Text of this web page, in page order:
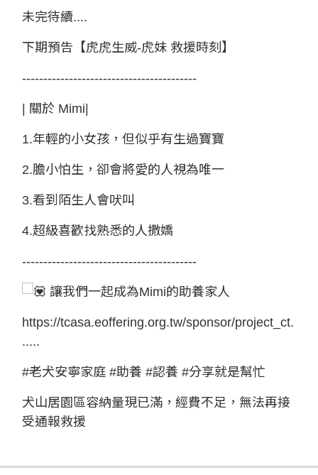
未完待續....
下期預告【虎虎生威-虎妹 救援時刻】
-----------------------------------------
| 關於 Mimi|
1.年輕的小女孩，但似乎有生過寶寶
2.膽小怕生，卻會將愛的人視為唯一
3.看到陌生人會吠叫
4.超級喜歡找熟悉的人撒嬌
-----------------------------------------
讓我們一起成為Mimi的助養家人
https://tcasa.eoffering.org.tw/sponsor/project_ct.
.....
#老犬安寧家庭 #助養 #認養 #分享就是幫忙
犬山居園區容納量現已滿，經費不足，無法再接
受通報救援